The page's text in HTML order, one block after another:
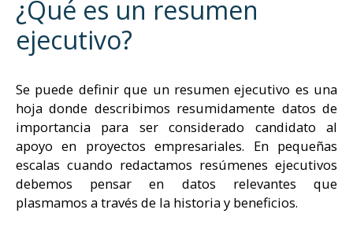
¿Qué es un resumen
ejecutivo?
Se puede definir que un resumen ejecutivo es una
hoja donde describimos resumidamente datos de
importancia para ser considerado candidato al
apoyo en proyectos empresariales. En pequeñas
escalas cuando redactamos resúmenes ejecutivos
debemos pensar en datos relevantes que
plasmamos a través de la historia y beneficios.